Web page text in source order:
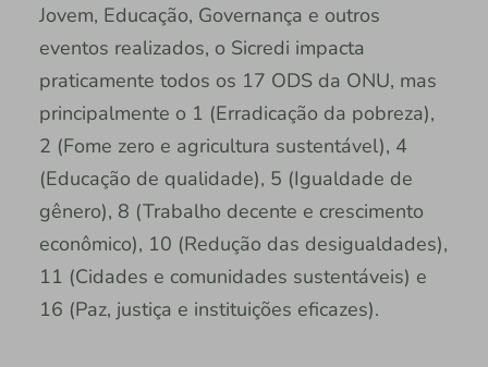
Jovem, Educação, Governança e outros
eventos realizados, o Sicredi impacta
praticamente todos os 17 ODS da ONU, mas
principalmente o 1 (Erradicação da pobreza),
2 (Fome zero e agricultura sustentável), 4
(Educação de qualidade), 5 (Igualdade de
gênero), 8 (Trabalho decente e crescimento
econômico), 10 (Redução das desigualdades),
11 (Cidades e comunidades sustentáveis) e
16 (Paz, justiça e instituições eficazes).